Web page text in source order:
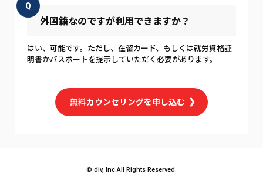
Q
外国籍なのですが利用できますか？
はい、可能です。ただし、在留カード、もしくは就労資格証
明書かパスポートを提示していただく必要があります。
無料カウンセリングを申し込む
© div, Inc.All Rights Reserved.